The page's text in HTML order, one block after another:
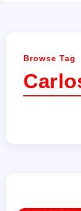
Browse Tag